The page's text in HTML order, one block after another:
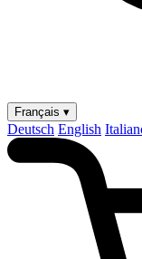
Français ▾
Deutsch English